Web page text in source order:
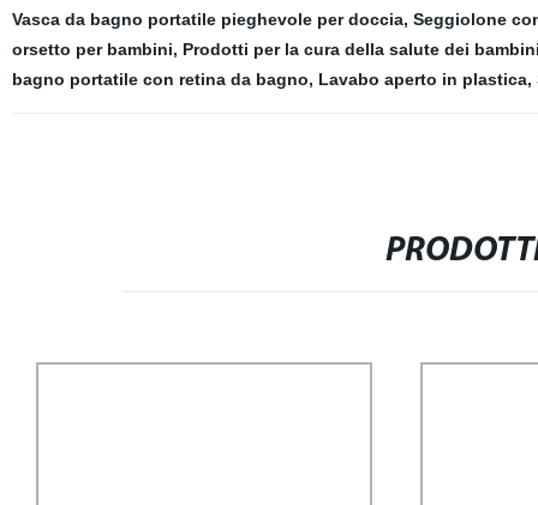
Vasca da bagno portatile pieghevole per doccia, Seggiolone
orsetto per bambini, Prodotti per la cura della salute dei
bagno portatile con retina da bagno, Lavabo aperto in plastica,